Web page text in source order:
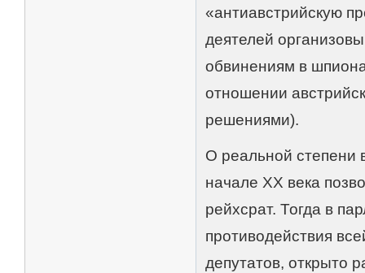
«антиавстрийскую
деятелей
обвинениям в
отношении
решениями).
О реальной степени
начале ХХ века
рейхсрат. Тогда в
противодействия
депутатов, открыто